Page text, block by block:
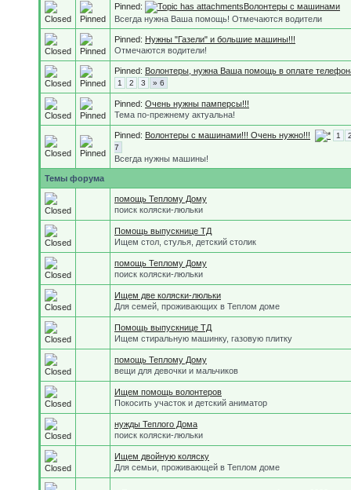
Pinned:
Волонтеры с машинами
Всегда нужна Ваша помощь! Отмечаются водители
Pinned: Нужны "Газели" и большие машины!!!
Отмечаются водители!
Pinned: Волонтеры, нужна Ваша помощь в оплате
1 2 3 » 6
Pinned: Очень нужны памперсы!!!
Тема по-прежнему актуальна!
Pinned: Волонтеры с машинами!!! Очень нужно!!! 1
7
Всегда нужны машины!
Темы форума
помощь Теплому Дому
поиск коляски-люльки
Помощь выпускнице ТД
Ищем стол, стулья, детский столик
помощь Теплому Дому
поиск коляски-люльки
Ищем две коляски-люльки
Для семей, проживающих в Теплом доме
Помощь выпускнице ТД
Ищем стиральную машинку, газовую плитку
помощь Теплому Дому
вещи для девочки и мальчиков
Ищем помощь волонтеров
Покосить участок и детский аниматор
нужды Теплого Дома
поиск коляски-люльки
Ищем двойную коляску
Для семьи, проживающей в Теплом доме